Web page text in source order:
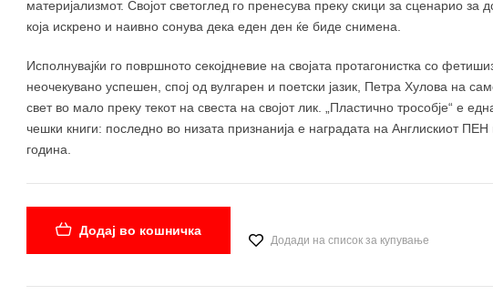
материјализмот. Својот светоглед го пренесува преку скици за сценарио за
која искрено и наивно сонува дека еден ден ќе биде снимена.
Исполнувајќи го површното секојдневие на својата протагонистка со
неочекувано успешен, спој од вулгарен и поетски јазик, Петра Хулова на
свет во мало преку текот на свеста на својот лик. „Пластично трособје“ е
чешки книги: последно во низата признанија е наградата на Англискиот
година.
Додај во кошничка
Додади на список за купување